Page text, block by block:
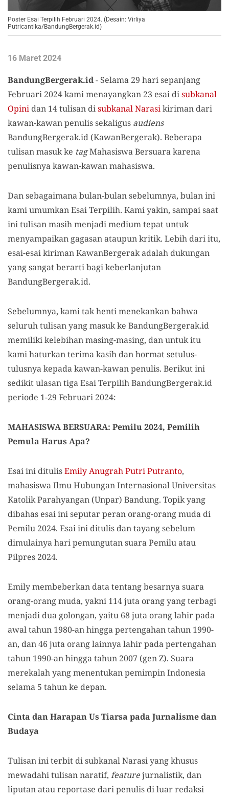
Poster Esai Terpilih Februari 2024. (Desain: Virliya
Putricantika/BandungBergerak.id)
16 Maret 2024
BandungBergerak.id- Selama 29 hari sepanjang
Februari 2024 kami menayangkan 23 esai disubkanal
Opini dan 14 tulisan disubkanal Narasikiriman dari
kawan-kawan penulis sekaligus audiens
BandungBergerak.id (KawanBergerak). Beberapa
tulisan masuk ke tagMahasiswa Bersuara karena
penulisnya kawan-kawan mahasiswa.
Dan sebagaimana bulan-bulan sebelumnya, bulan ini
kami umumkan Esai Terpilih. Kami yakin, sampai saat
ini tulisan masih menjadi medium tepat untuk
menyampaikan gagasan ataupun kritik. Lebih dari itu,
esai-esai kiriman KawanBergerak adalah dukungan
yang sangat berarti bagi keberlanjutan
BandungBergerak.id.
Sebelumnya, kami tak henti menekankan bahwa
seluruh tulisan yang masuk ke BandungBergerak.id
memiliki kelebihan masing-masing, dan untuk itu
kami haturkan terima kasih dan hormat setulus-
tulusnya kepada kawan-kawan penulis. Berikut ini
sedikit ulasan tiga Esai Terpilih BandungBergerak.id
periode 1-29 Februari 2024:
MAHASISWA BERSUARA: Pemilu 2024, Pemilih
Pemula Harus Apa?
Esai ini ditulisEmily Anugrah Putri Putranto,
mahasiswa Ilmu Hubungan Internasional Universitas
Katolik Parahyangan (Unpar) Bandung. Topik yang
dibahas esai ini seputar peran orang-orang muda di
Pemilu 2024. Esai ini ditulis dan tayang sebelum
dimulainya hari pemungutan suara Pemilu atau
Pilpres 2024.
Emily membeberkan data tentang besarnya suara
orang-orang muda, yakni 114 juta orang yang terbagi
menjadi dua golongan, yaitu 68 juta orang lahir pada
awal tahun 1980-an hingga pertengahan tahun 1990-
an, dan 46 juta orang lainnya lahir pada pertengahan
tahun 1990-an hingga tahun 2007 (gen Z). Suara
merekalah yang menentukan pemimpin Indonesia
selama 5 tahun ke depan.
Cinta dan Harapan Us Tiarsa pada Jurnalisme dan
Budaya
Tulisan ini terbit di subkanal Narasi yang khusus
mewadahi tulisan naratif, featurejurnalistik, dan
liputan atau reportase dari penulis di luar redaksi